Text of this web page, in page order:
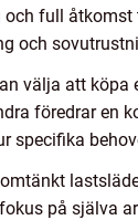
full
och
välja att köpa
föredrar en
specifika
på själva